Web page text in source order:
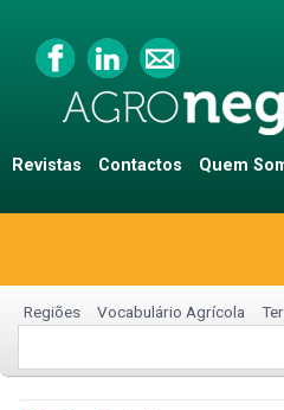
Revistas Contactos Quem
Regiões Vocabulário Agrícola